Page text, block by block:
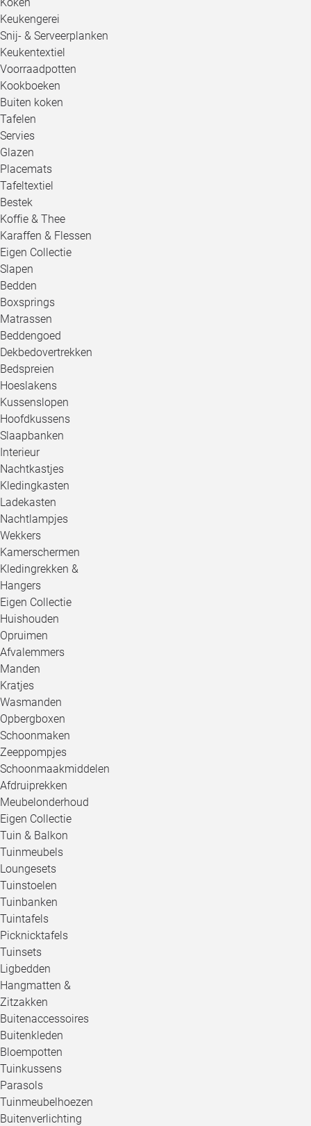
Keukengerei
Snij- & Serveerplanken
Keukentextiel
Voorraadpotten
Kookboeken
Buiten koken
Tafelen
Servies
Glazen
Placemats
Tafeltextiel
Bestek
Koffie & Thee
Karaffen & Flessen
Eigen Collectie
Slapen
Bedden
Boxsprings
Matrassen
Beddengoed
Dekbedovertrekken
Bedspreien
Hoeslakens
Kussenslopen
Hoofdkussens
Slaapbanken
Interieur
Nachtkastjes
Kledingkasten
Ladekasten
Nachtlampjes
Wekkers
Kamerschermen
Kledingrekken &
Hangers
Eigen Collectie
Huishouden
Opruimen
Afvalemmers
Manden
Kratjes
Wasmanden
Opbergboxen
Schoonmaken
Zeeppompjes
Schoonmaakmiddelen
Afdruiprekken
Meubelonderhoud
Eigen Collectie
Tuin & Balkon
Tuinmeubels
Loungesets
Tuinstoelen
Tuinbanken
Tuintafels
Picknicktafels
Tuinsets
Ligbedden
Hangmatten &
Zitzakken
Buitenaccessoires
Buitenkleden
Bloempotten
Tuinkussens
Parasols
Tuinmeubelhoezen
Buitenverlichting